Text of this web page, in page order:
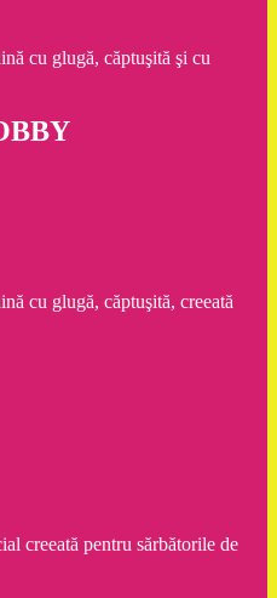
cu glugă, căptuşită şi cu
cu glugă, căptuşită, creeată
creeată pentru sărbătorile de